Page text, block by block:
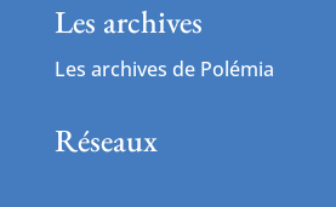
Les archives
Les archives de Polémia
Réseaux